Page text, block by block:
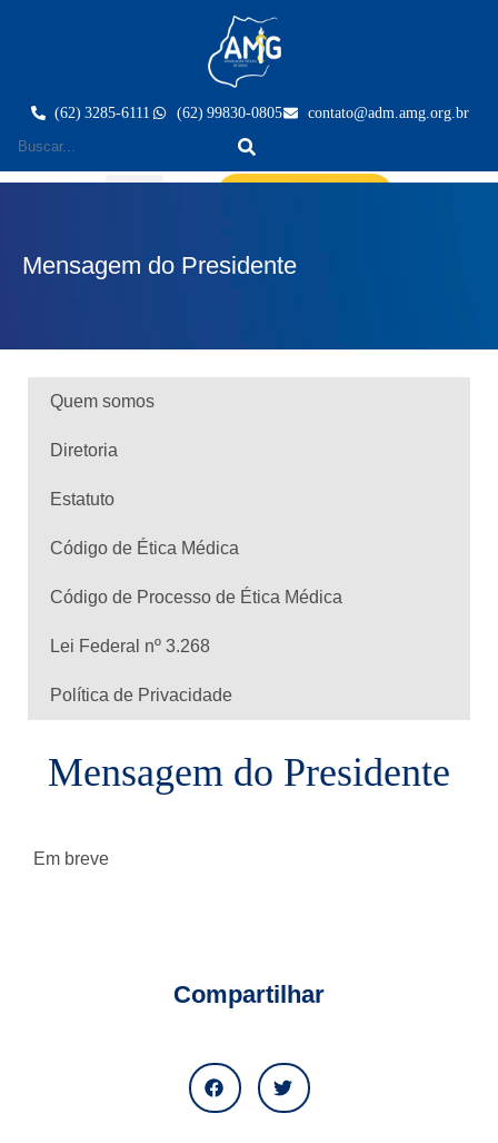
(62) 3285-6111 (62) 99830-0805 contato@adm.amg.org.br
Mensagem do Presidente
Quem somos
Diretoria
Estatuto
Código de Ética Médica
Código de Processo de Ética Médica
Lei Federal nº 3.268
Política de Privacidade
Mensagem do Presidente
Em breve
Compartilhar